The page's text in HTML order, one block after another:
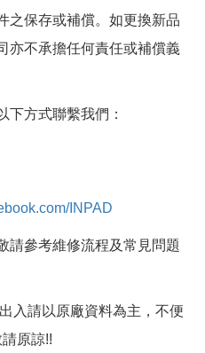
之保存或補償。如更換新品
亦不承擔任何責任或補償義
下方式聯繫我們：
INPAD
請參考維修流程及常見問題
入請以原廠資料為主，不便
原諒!!